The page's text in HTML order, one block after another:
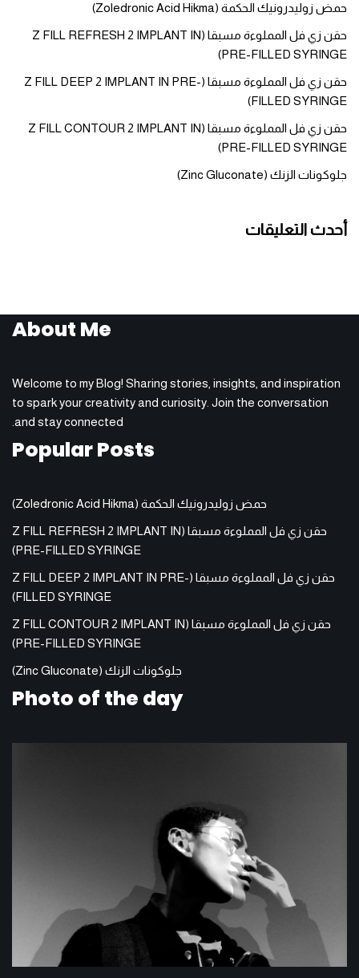
حمض زوليدرونيك الحكمة (Zoledronic Acid Hikma)
حقن زي فل المملوءة مسبقا (Z FILL REFRESH 2 IMPLANT IN
PRE-FILLED SYRINGE)
حقن زي فل المملوءة مسبقا (Z FILL DEEP 2 IMPLANT IN PRE-
FILLED SYRINGE)
حقن زي فل المملوءة مسبقا (Z FILL CONTOUR 2 IMPLANT IN
PRE-FILLED SYRINGE)
جلوكونات الزنك (Zinc Gluconate)
أحدث التعليقات
About Me
Welcome to my Blog! Sharing stories, insights, and inspiration
to spark your creativity and curiosity. Join the conversation
and stay connected.
Popular Posts
حمض زوليدرونيك الحكمة (Zoledronic Acid Hikma)
حقن زي فل المملوءة مسبقا (Z FILL REFRESH 2 IMPLANT IN
PRE-FILLED SYRINGE)
حقن زي فل المملوءة مسبقا (Z FILL DEEP 2 IMPLANT IN PRE-
FILLED SYRINGE)
حقن زي فل المملوءة مسبقا (Z FILL CONTOUR 2 IMPLANT IN
PRE-FILLED SYRINGE)
جلوكونات الزنك (Zinc Gluconate)
Photo of the day